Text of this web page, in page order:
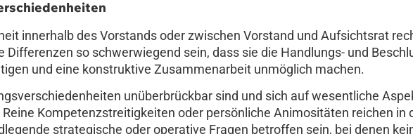
innerhalb des Vorstands oder zwischen Vorstand und Aufsichtsrat
Differenzen so schwerwiegend sein, dass sie die Handlungs- und
und eine konstruktive Zusammenarbeit unmöglich machen.
unüberbrückbar sind und sich auf wesentliche
Kompetenzstreitigkeiten oder persönliche Animositäten reichen in
strategische oder operative Fragen betroffen sein, bei denen